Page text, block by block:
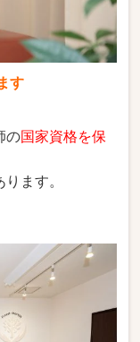
す
の国家資格を保
ます。